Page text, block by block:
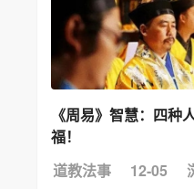
《周易》智慧：四种
福！
道教法事
12-05